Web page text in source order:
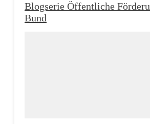
Blogserie Öffentliche
Bund